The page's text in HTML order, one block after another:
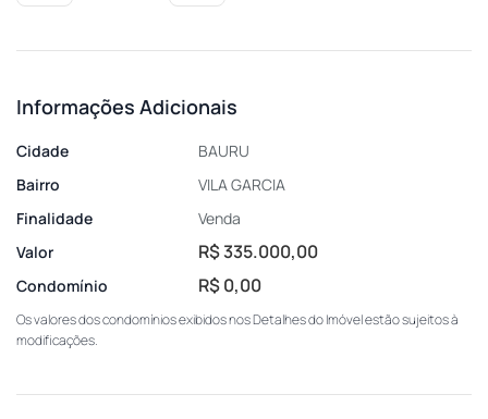
Informações Adicionais
Cidade
BAURU
Bairro
VILA GARCIA
Finalidade
Venda
Valor
R$ 335.000,00
Condomínio R$ 0,00
Os valores dos condomínios exibidos nos Detalhes do Imóvel estão sujeitos à
modificações.